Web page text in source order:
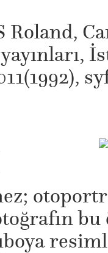
Roland,